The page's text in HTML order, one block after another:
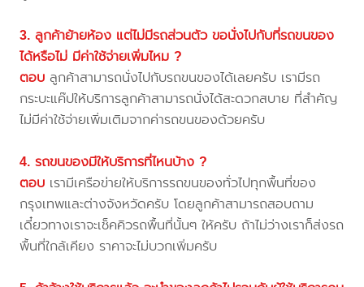
3. ลูกค้าย้ายห้อง แต่ไม่มีรถส่วนตัว ขอนั่งไปกับที่รถขนของ
ได้หรือไม่ มีค่าใช้จ่ายเพิ่มไหม ?
ตอบ ลูกค้าสามารถนั่งไปกับรถขนของได้เลยครับ เรามีรถ
กระบะแค๊ปให้บริการลูกค้าสามารถนั่งได้สะดวกสบาย ที่สำคัญ
ไม่มีค่าใช้จ่ายเพิ่มเติมจากค่ารถขนของด้วยครับ
4. รถขนของมีให้บริการที่ไหนบ้าง ?
ตอบ เรามีเครือข่ายให้บริการรถขนของทั่วไปทุกพื้นที่ของ
กรุงเทพและต่างจังหวัดครับ โดยลูกค้าสามารถสอบถาม
เดี๋ยวทางเราจะเช็คคิวรถพื้นที่นั้นๆ ให้ครับ ถ้าไม่ว่างเราก็ส่งรถ
พื้นที่ใกล้เคียง ราคาจะไม่บวกเพิ่มครับ